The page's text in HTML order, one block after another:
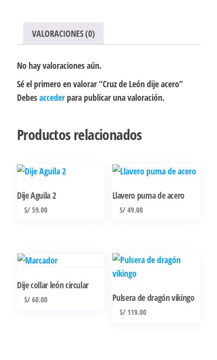
VALORACIONES (0)
No hay valoraciones aún.
Sé el primero en valorar “Cruz de León dije acero”
Debesacceder para publicar una valoración.
Productos relacionados
Dije Aguila 2
S/59.00
Llavero puma de acero
S/49.00
Dije collar león circular
S/60.00 Pulsera de dragón vikingo
S/119.00